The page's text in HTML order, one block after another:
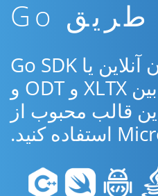
از برنامه رایگان آنلاین یا Go SDK
برای تبدیل بین XLTX و ODT و
قالب محبوب از